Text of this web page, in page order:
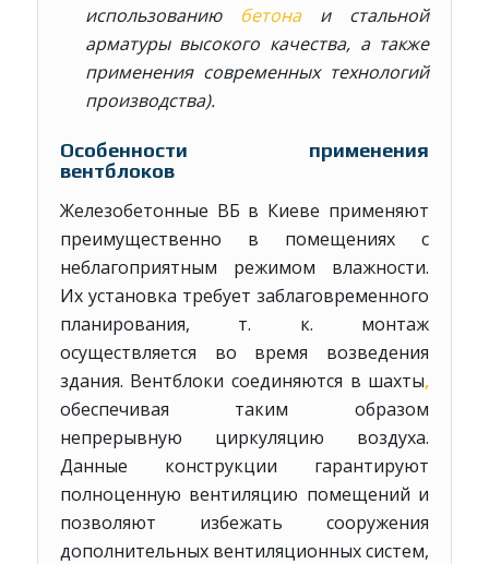
использованию бетонаи стальной
арматуры высокого качества, а также
применения современных технологий
производства).
Особенности применения
вентблоков
Железобетонные ВБ в Киеве применяют
преимущественно в помещениях с
неблагоприятным режимом влажности.
Их установка требует заблаговременного
планирования, т. к. монтаж
осуществляется во время возведения
здания. Вентблоки соединяются в шахты,
обеспечивая таким образом
непрерывную циркуляцию воздуха.
Данные конструкции гарантируют
полноценную вентиляцию помещений и
позволяют избежать сооружения
дополнительных вентиляционных систем,